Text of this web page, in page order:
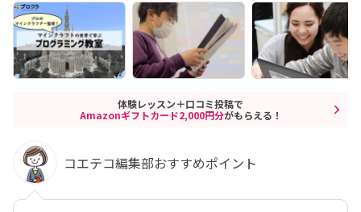
体験レッスン＋口コミ投稿で
Amazonギフトカード2,000円分がもらえる！
コエテコ編集部おすすめポイント